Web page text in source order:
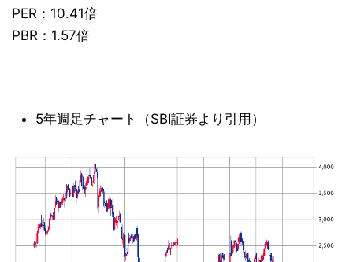
PER：10.41倍
PBR：1.57倍
5年週足チャート（SBI証券より引用）